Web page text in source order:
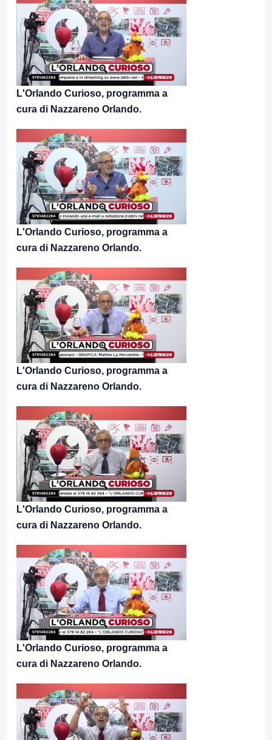
L'Orlando Curioso, programma a
cura di Nazzareno Orlando.
L'Orlando Curioso, programma a
cura di Nazzareno Orlando.
L'Orlando Curioso, programma a
cura di Nazzareno Orlando.
L'Orlando Curioso, programma a
cura di Nazzareno Orlando.
L'Orlando Curioso, programma a
cura di Nazzareno Orlando.